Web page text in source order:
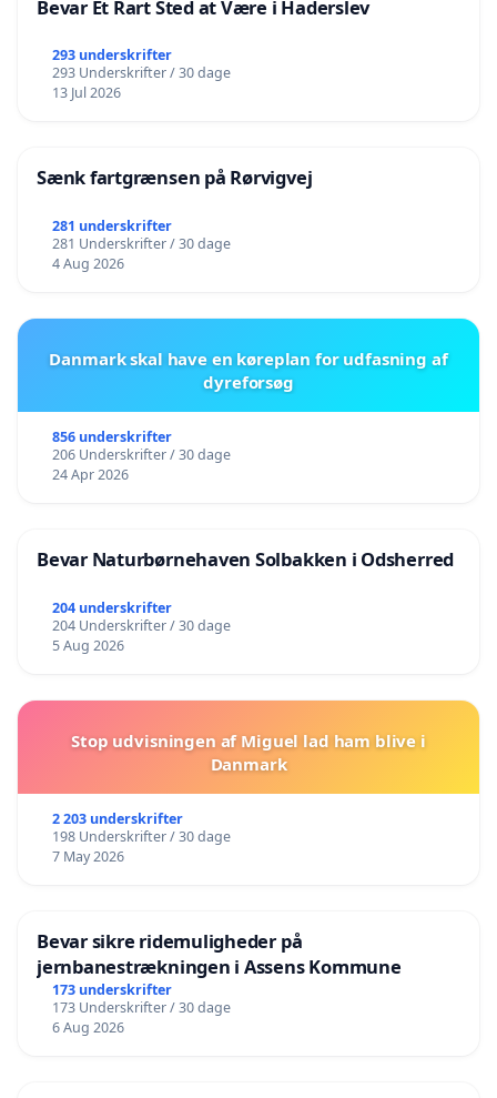
Bevar Et Rart Sted at Være i Haderslev
293 underskrifter
293 Underskrifter / 30 dage
13 Jul 2026
Sænk fartgrænsen på Rørvigvej
281 underskrifter
281 Underskrifter / 30 dage
4 Aug 2026
Danmark skal have en køreplan for udfasning af
dyreforsøg
856 underskrifter
206 Underskrifter / 30 dage
24 Apr 2026
Bevar Naturbørnehaven Solbakken i Odsherred
204 underskrifter
204 Underskrifter / 30 dage
5 Aug 2026
Stop udvisningen af Miguel lad ham blive i
Danmark
2 203 underskrifter
198 Underskrifter / 30 dage
7 May 2026
Bevar sikre ridemuligheder på
jernbanestrækningen i Assens Kommune
173 underskrifter
173 Underskrifter / 30 dage
6 Aug 2026